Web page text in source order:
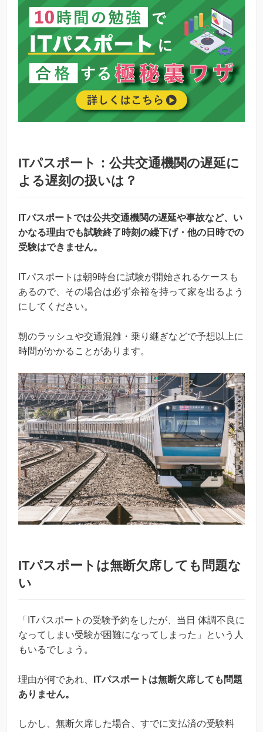
ITパスポート：公共交通機関の遅延に
よる遅刻の扱いは？
ITパスポートでは公共交通機関の遅延や事故など、い
かなる理由でも試験終了時刻の繰下げ・他の日時での
受験はできません。
ITパスポートは朝9時台に試験が開始されるケースも
あるので、その場合は必ず余裕を持って家を出るよう
にしてください。
朝のラッシュや交通混雑・乗り継ぎなどで予想以上に
時間がかかることがあります。
ITパスポートは無断欠席しても問題な
い
「ITパスポートの受験予約をしたが、当日 体調不良に
なってしまい受験が困難になってしまった」という人
もいるでしょう。
理由が何であれ、
ITパスポートは無断欠席しても問題
ありません。
しかし、無断欠席した場合、すでに支払済の受験料